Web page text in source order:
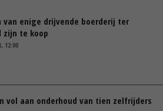
van enige drijvende boerderij ter
zijn te koop
12:00
vol aan onderhoud van tien zelfrijders